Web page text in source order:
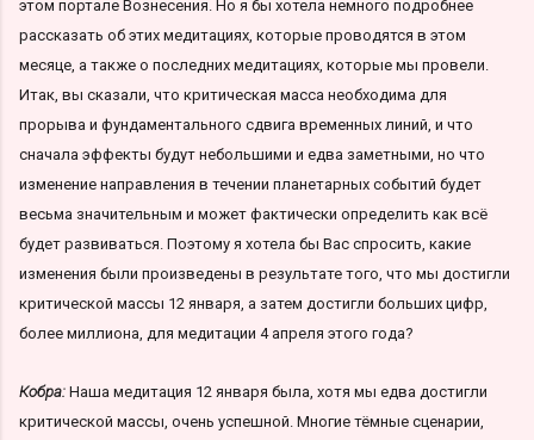
этом портале Вознесения. Но я бы хотела немного подробнее
рассказать об этих медитациях, которые проводятся в этом
месяце, а также о последних медитациях, которые мы провели.
Итак, вы сказали, что критическая масса необходима для
прорыва и фундаментального сдвига временных линий, и что
сначала эффекты будут небольшими и едва заметными, но что
изменение направления в течении планетарных событий будет
весьма значительным и может фактически определить как всё
будет развиваться. Поэтому я хотела бы Вас спросить, какие
изменения были произведены в результате того, что мы достигли
критической массы 12 января, а затем достигли больших цифр,
более миллиона, для медитации 4 апреля этого года?
Кобра: Наша медитация 12 января была, хотя мы едва достигли
критической массы, очень успешной. Многие тёмные сценарии,